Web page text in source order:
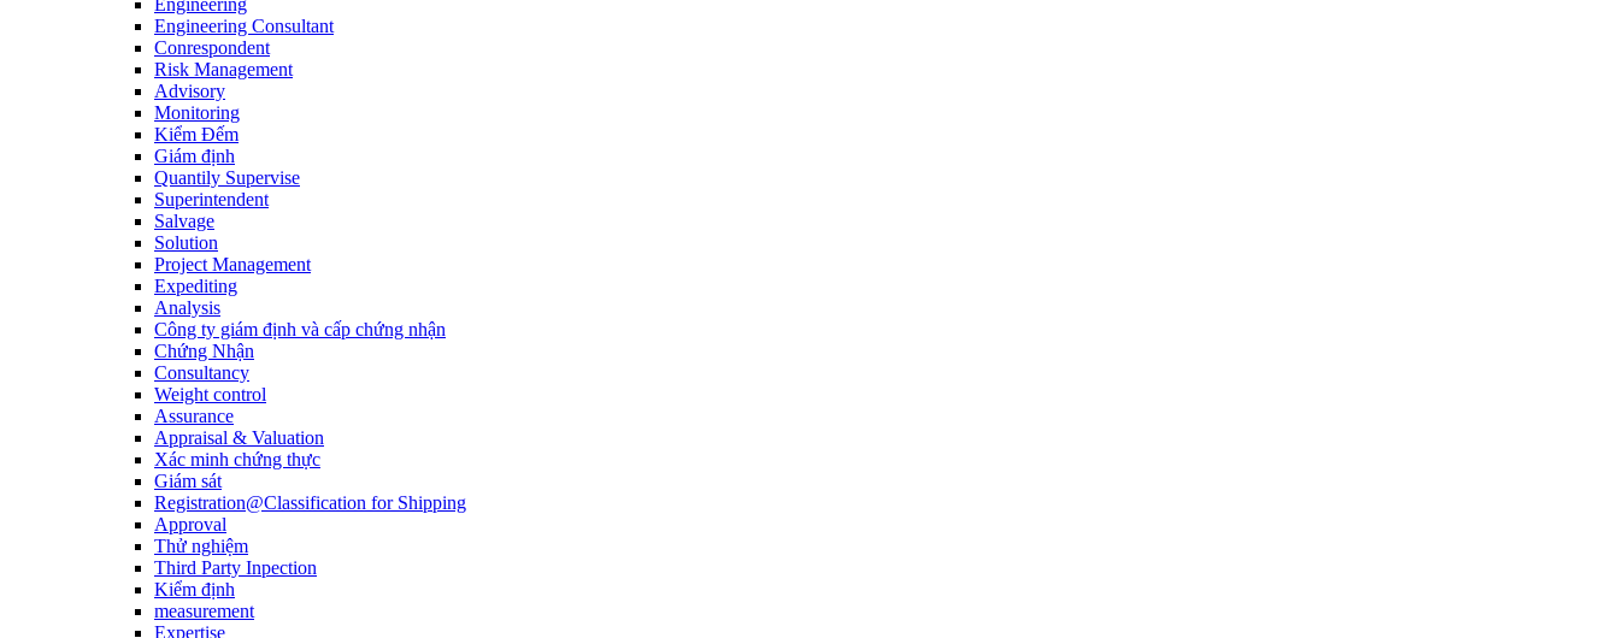
Engineering
Engineering Consultant
Conrespondent
Risk Management
Advisory
Monitoring
Kiểm Đếm
Giám định
Quantily Supervise
Superintendent
Salvage
Solution
Project Management
Expediting
Analysis
Công ty giám định và cấp chứng nhận
Chứng Nhận
Consultancy
Weight control
Assurance
Appraisal & Valuation
Xác minh chứng thực
Giám sát
Registration@Classification for Shipping
Approval
Thử nghiệm
Third Party Inpection
Kiểm định
measurement
Expertise